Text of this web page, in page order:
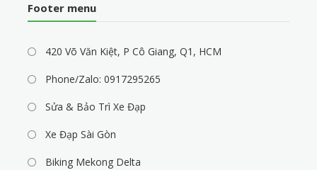
Footer menu
420 Võ Văn Kiệt, P Cô Giang, Q1, HCM
Phone/Zalo: 0917295265
Sửa & Bảo Trì Xe Đạp
Xe Đạp Sài Gòn
Biking Mekong Delta